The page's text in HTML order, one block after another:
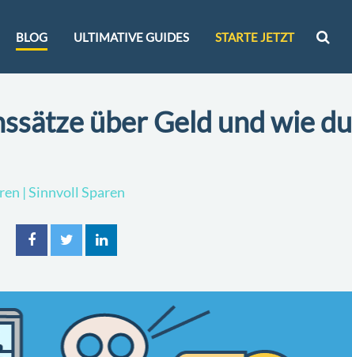
BLOG ULTIMATIVE GUIDES STARTE JETZT
über Geld und wie du
| Sinnvoll Sparen